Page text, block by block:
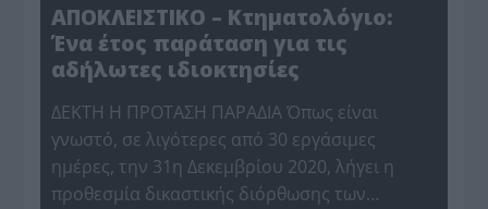
ΑΠΟΚΛΕΙΣΤΙΚΟ – Κτηματολόγιο:
Ένα έτος παράταση για τις
αδήλωτες ιδιοκτησίες
ΔΕΚΤΗ Η ΠΡΟΤΑΣΗ ΠΑΡΑΔΙΑ Όπως είναι
γνωστό, σε λιγότερες από 30 εργάσιμες
ημέρες, την 31η Δεκεμβρίου 2020, λήγει η
προθεσμία δικαστικής διόρθωσης των…